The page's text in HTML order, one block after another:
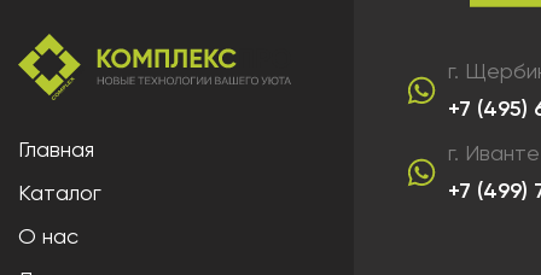
Главная
Каталог
О нас
г.
+7 (495)
г.
+7 (499)